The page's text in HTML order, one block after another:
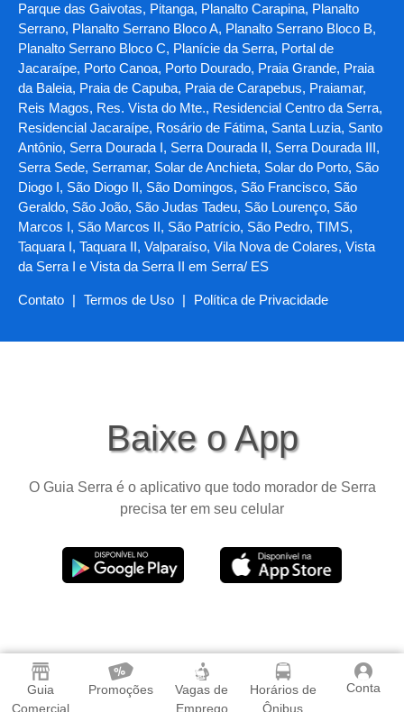
Guia
Comercial
Promoções
Vagas de
Emprego
Horários de
Ônibus
Conta
Parque das Gaivotas, Pitanga, Planalto Carapina, Planalto
Serrano, Planalto Serrano Bloco A, Planalto Serrano Bloco B,
Planalto Serrano Bloco C, Planície da Serra, Portal de
Jacaraípe, Porto Canoa, Porto Dourado, Praia Grande, Praia
da Baleia, Praia de Capuba, Praia de Carapebus, Praiamar,
Reis Magos, Res. Vista do Mte., Residencial Centro da Serra,
Residencial Jacaraípe, Rosário de Fátima, Santa Luzia, Santo
Antônio, Serra Dourada I, Serra Dourada II, Serra Dourada III,
Serra Sede, Serramar, Solar de Anchieta, Solar do Porto, São
Diogo I, São Diogo II, São Domingos, São Francisco, São
Geraldo, São João, São Judas Tadeu, São Lourenço, São
Marcos I, São Marcos II, São Patrício, São Pedro, TIMS,
Taquara I, Taquara II, Valparaíso, Vila Nova de Colares, Vista
da Serra I e Vista da Serra II em Serra/ ES
Contato | Termos de Uso | Política de Privacidade
Baixe o App
O Guia Serra é o aplicativo que todo morador de Serra
precisa ter em seu celular